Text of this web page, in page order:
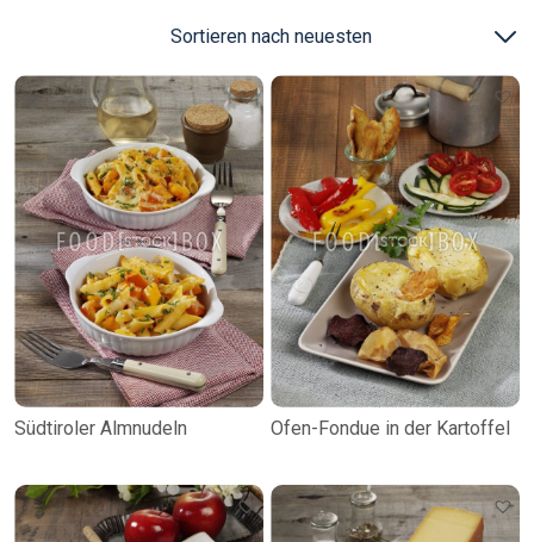
Südtiroler Almnudeln Ofen-Fondue in der Kartoffel